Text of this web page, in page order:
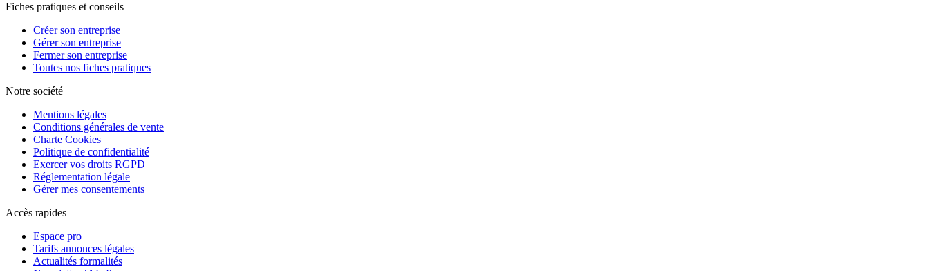
Fiches pratiques et conseils
Créer son entreprise
Gérer son entreprise
Fermer son entreprise
Toutes nos fiches pratiques
Notre société
Mentions légales
Conditions générales de vente
Charte Cookies
Politique de confidentialité
Exercer vos droits RGPD
Réglementation légale
Gérer mes consentements
Accès rapides
Espace pro
Tarifs annonces légales
Actualités formalités